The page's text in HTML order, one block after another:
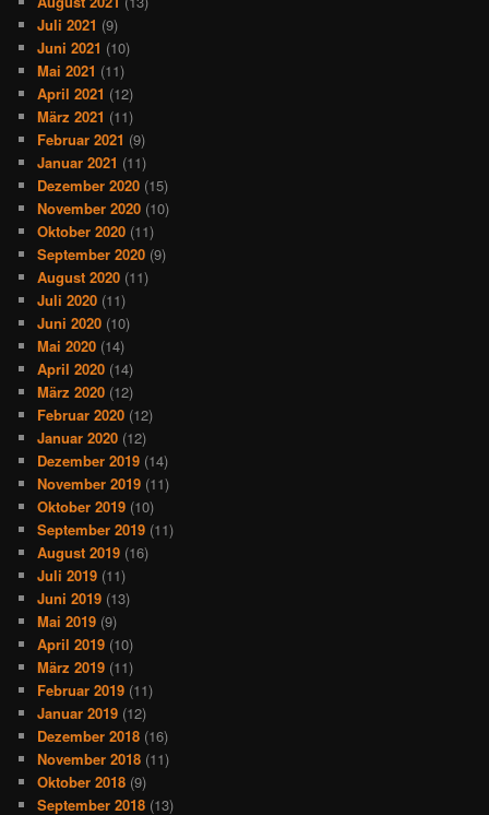
Juli 2021 (9)
Juni 2021 (10)
Mai 2021 (11)
April 2021 (12)
März 2021 (11)
Februar 2021 (9)
Januar 2021 (11)
Dezember 2020 (15)
November 2020 (10)
Oktober 2020 (11)
September 2020 (9)
August 2020 (11)
Juli 2020 (11)
Juni 2020 (10)
Mai 2020 (14)
April 2020 (14)
März 2020 (12)
Februar 2020 (12)
Januar 2020 (12)
Dezember 2019 (14)
November 2019 (11)
Oktober 2019 (10)
September 2019 (11)
August 2019 (16)
Juli 2019 (11)
Juni 2019 (13)
Mai 2019 (9)
April 2019 (10)
März 2019 (11)
Februar 2019 (11)
Januar 2019 (12)
Dezember 2018 (16)
November 2018 (11)
Oktober 2018 (9)
September 2018 (13)